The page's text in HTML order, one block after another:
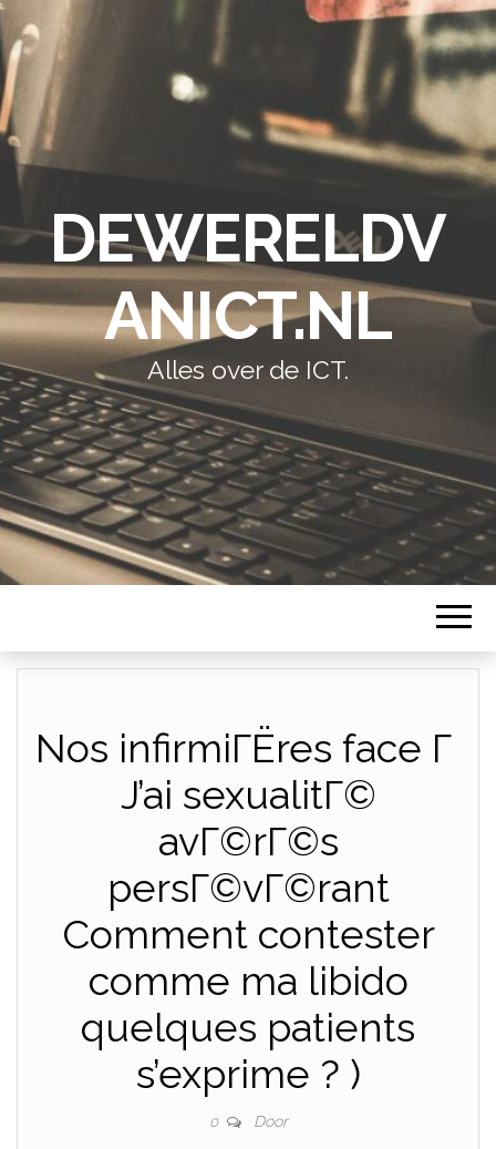
DEWERELDV
ANICT.NL
Alles over de ICT.
Nos infirmiГЁres face Г
J’ai sexualitГ©
avГ©rГ©s
persГ©vГ©rant
Comment contester
comme ma libido
quelques patients
s’exprime ? )
0 Door